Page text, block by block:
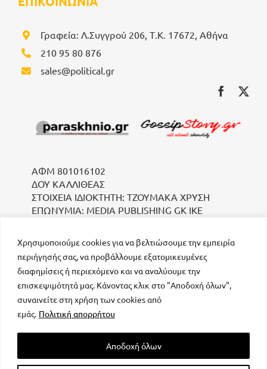
Χρησιμοποιούμε cookies για να βελτιώσουμε την εμπειρία
περιήγησής σας, να προβάλλουμε εξατομικευμένες
διαφημίσεις ή περιεχόμενο και να αναλύουμε την
επισκεψιμότητά μας. Κάνοντας κλικ στο "Αποδοχή όλων",
συναινείτε στη χρήση των cookies από
εμάς. Πολιτική απορρήτου
Αποδοχή όλων
Γραφεία: Λ.Συγγρού 206, Τ.Κ. 17672, Αθήνα
210 95 80 876
sales@political.gr
ΑΦΜ 801016102
ΔΟΥ ΚΑΛΛΙΘΕΑΣ
ΣΤΟΙΧΕΙΑ ΙΔΙΟΚΤΗΤΗ: ΤΖΟΥΜΑΚΑ ΧΡΥΣΗ
ΕΠΩΝΥΜΙΑ: MEDIA PUBLISHING GK IKE
μοναδικός αριθμός Μ.Η.Τ. 232223